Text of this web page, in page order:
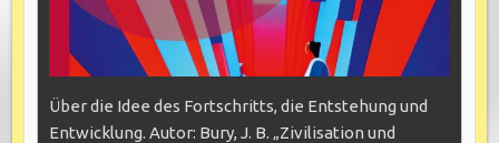
Über die Idee des Fortschritts, die Entstehung und
Entwicklung. Autor: Bury, J. B. „Zivilisation und